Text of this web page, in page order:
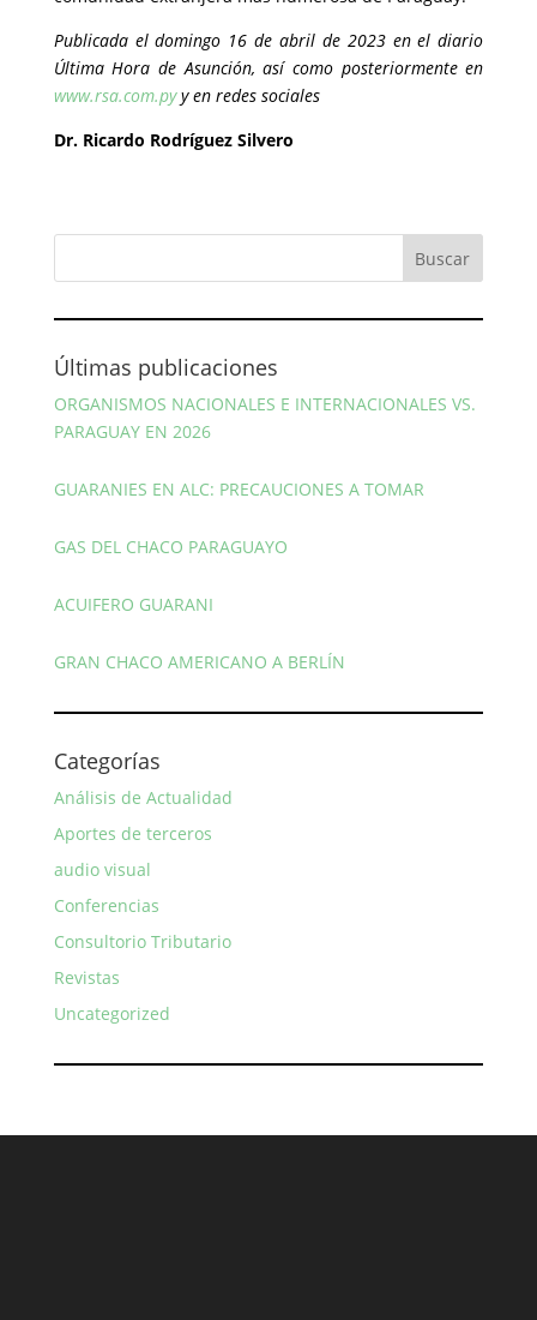
Publicada el domingo 16 de abril de 2023 en el diario
Última Hora de Asunción, así como posteriormente en
www.rsa.com.pyy en redes sociales
Dr. Ricardo Rodríguez Silvero
Últimas publicaciones
ORGANISMOS NACIONALES E INTERNACIONALES VS.
PARAGUAY EN 2026
GUARANIES EN ALC: PRECAUCIONES A TOMAR
GAS DEL CHACO PARAGUAYO
ACUIFERO GUARANI
GRAN CHACO AMERICANO A BERLÍN
Categorías
Análisis de Actualidad
Aportes de terceros
audio visual
Conferencias
Consultorio Tributario
Revistas
Uncategorized